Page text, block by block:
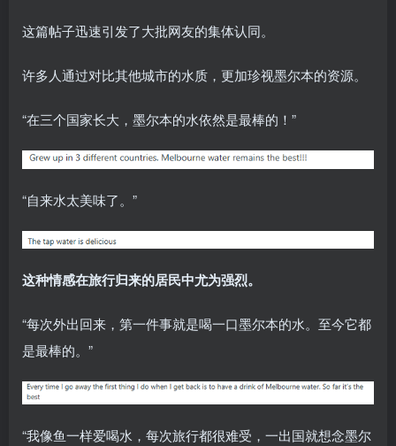
这篇帖子迅速引发了大批网友的集体认同。
许多人通过对比其他城市的水质，更加珍视墨尔本的资源。
“在三个国家长大，墨尔本的水依然是最棒的！”
“自来水太美味了。”
这种情感在旅行归来的居民中尤为强烈。
“每次外出回来，第一件事就是喝一口墨尔本的水。至今它都
是最棒的。”
“我像鱼一样爱喝水，每次旅行都很难受，一出国就想念墨尔